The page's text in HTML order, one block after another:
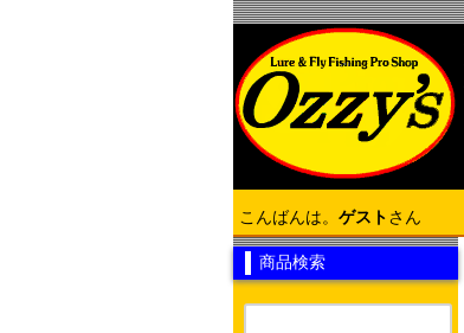
こんばんは。 ゲスト さん
商品検索